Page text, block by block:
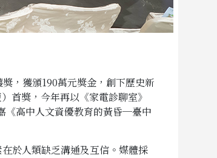
，獲頒190萬元獎金，創下歷史新
首獎，今年再以《家電診聊室》
《高中人文資優教育的黃昏─臺中
於人類缺乏溝通及互信。媒體採